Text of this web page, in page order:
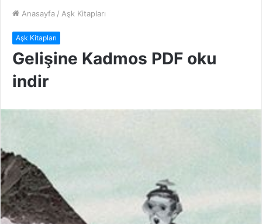
Anasayfa / Aşk Kitapları
Aşk Kitapları
Gelişine Kadmos PDF oku
indir